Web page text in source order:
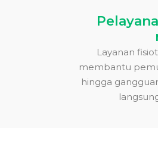
Layanan
membantu
hingga